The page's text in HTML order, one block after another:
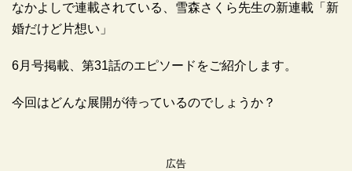
なかよしで連載されている、雪森さくら先生の新連載「新
婚だけど片想い」
6月号掲載、第31話のエピソードをご紹介します。
今回はどんな展開が待っているのでしょうか？
広告